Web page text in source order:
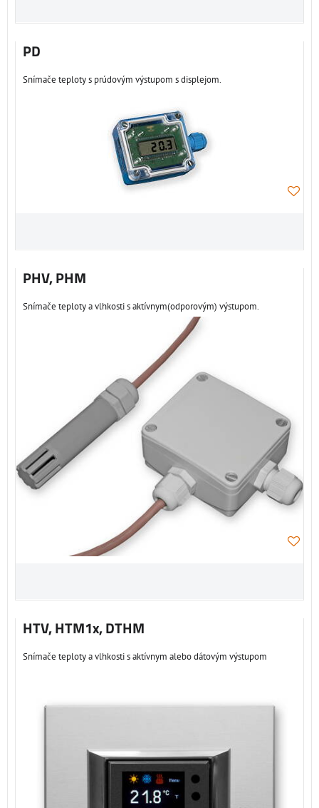
PD
Snímače teploty s prúdovým výstupom s displejom.
PHV, PHM
Snímače teploty a vlhkosti s aktívnym(odporovým) výstupom.
HTV, HTM1x, DTHM
Snímače teploty a vlhkosti s aktívnym alebo dátovým výstupom